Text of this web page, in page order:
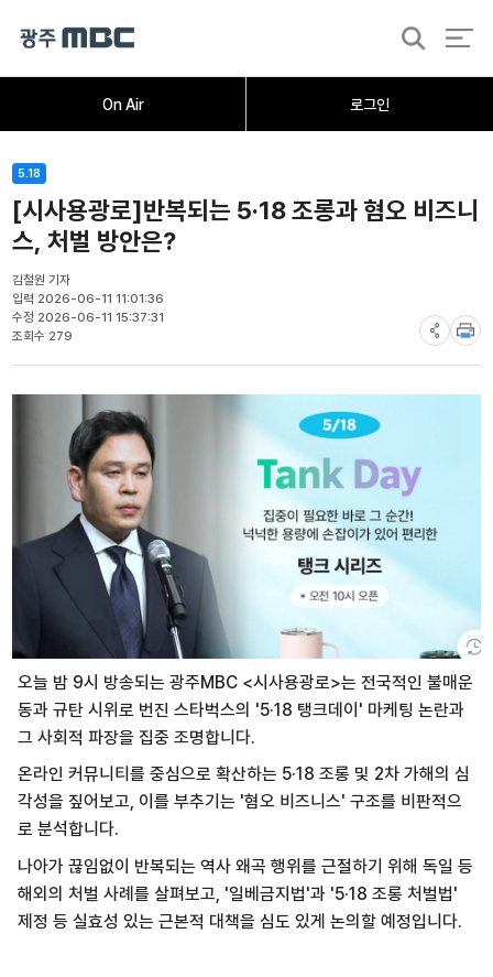
On Air 로그인
검
오늘의뉴스뉴스데스크 취재가시작되자
5.18
[시사용광로]반복되는 5·18 조롱과 혐오 비즈니
스, 처벌 방안은?
김철원 기자
입력 2026-06-11 11:01:36
수정 2026-06-11 15:37:31
조회수 279
오늘 밤 9시 방송되는 광주MBC <시사용광로>는 전국적인 불매운
동과 규탄 시위로 번진 스타벅스의 '5·18 탱크데이' 마케팅 논란과
그 사회적 파장을 집중 조명합니다.
온라인 커뮤니티를 중심으로 확산하는 5·18 조롱 및 2차 가해의 심
각성을 짚어보고, 이를 부추기는 '혐오 비즈니스' 구조를 비판적으
로 분석합니다.
나아가 끊임없이 반복되는 역사 왜곡 행위를 근절하기 위해 독일 등
해외의 처벌 사례를 살펴보고, '일베금지법'과 '5·18 조롱 처벌법'
제정 등 실효성 있는 근본적 대책을 심도 있게 논의할 예정입니다.